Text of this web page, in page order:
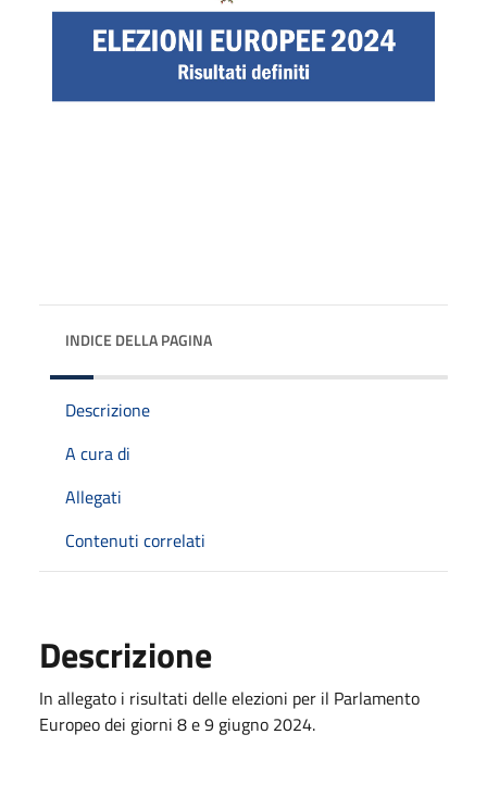
INDICE DELLA PAGINA
Descrizione
A cura di
Allegati
Contenuti correlati
Descrizione
In allegato i risultati delle elezioni per il Parlamento
Europeo dei giorni 8 e 9 giugno 2024.